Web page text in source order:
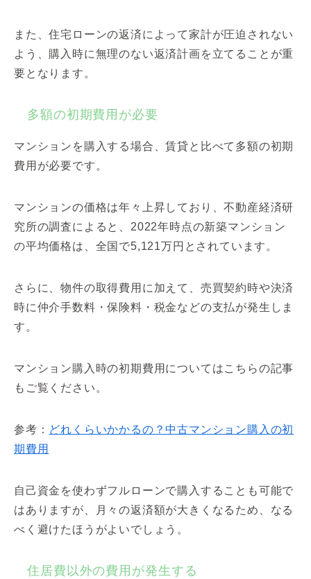
また、住宅ローンの返済によって家計が圧迫されない
よう、購入時に無理のない返済計画を立てることが重
要となります。
多額の初期費用が必要
マンションを購入する場合、賃貸と比べて多額の初期
費用が必要です。
マンションの価格は年々上昇しており、不動産経済研
究所の調査によると、2022年時点の新築マンション
の平均価格は、全国で5,121万円とされています。
さらに、物件の取得費用に加えて、売買契約時や決済
時に仲介手数料・保険料・税金などの支払が発生しま
す。
マンション購入時の初期費用についてはこちらの記事
もご覧ください。
参考： どれくらいかかるの？中古マンション購入の初
期費用
自己資金を使わずフルローンで購入することも可能で
はありますが、月々の返済額が大きくなるため、なる
べく避けたほうがよいでしょう。
住居費以外の費用が発生する